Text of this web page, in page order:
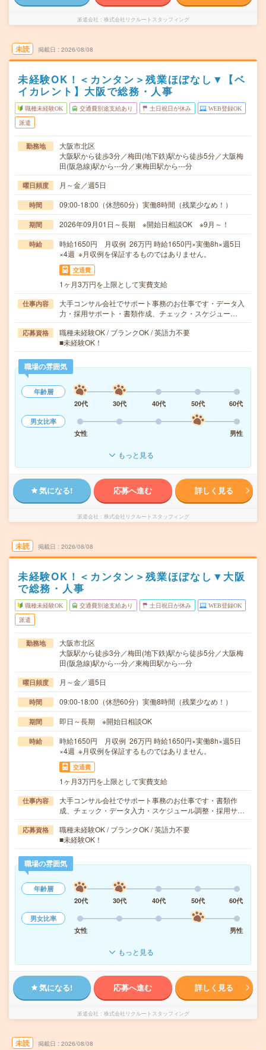
派遣会社 株式会社リクルートスタッフィング
未読 掲載日 2026/08/08
未経験OK！＜カンタン＞残業ほぼなし▼【ベ
イカレント】大阪で総務・人事
職種未経験OK 交通費別途支給あり 土日祝日が休み WEB登録OK
派遣
勤務地
大阪市北区
大阪駅から徒歩3分／梅田(地下鉄)駅から徒歩5分／大阪梅
田(阪急線)駅から---分／東梅田駅から---分
曜日頻度 月～金／週5日
時間 09:00-18:00（休憩60分）実働8時間（残業少なめ！）
期間 2026年09月01日～長期 ※開始日相談OK ※9月～！
時給
時給1650円 月収例 26万円 時給1650円×実働8h×週5日
×4週 ※月収例を保証するものではありません。
交通費
1ヶ月3万円を上限として実費支給
仕事内容
大手コンサル会社でサポート事務のお仕事です・データ入
力・採用サポート・書類作成、チェック・スケジュー…
応募資格
職種未経験OK / ブランクOK / 英語力不要
■未経験OK！
職場の雰囲気
年齢層
20代
30代 40代 50代
60代
男女比率
女性
男性
もっと見る
気になる! 応募へ進む 詳しく見る
派遣会社 株式会社リクルートスタッフィング
未読 掲載日 2026/08/08
未経験OK！＜カンタン＞残業ほぼなし▼大阪
で総務・人事
職種未経験OK 交通費別途支給あり 土日祝日が休み WEB登録OK
派遣
勤務地
大阪市北区
大阪駅から徒歩3分／梅田(地下鉄)駅から徒歩5分／大阪梅
田(阪急線)駅から---分／東梅田駅から---分
曜日頻度 月～金／週5日
時間 09:00-18:00（休憩60分）実働8時間（残業少なめ！）
期間 即日～長期 ※開始日相談OK
時給
時給1650円 月収例 26万円 時給1650円×実働8h×週5日
×4週 ※月収例を保証するものではありません。
交通費
1ヶ月3万円を上限として実費支給
仕事内容
大手コンサル会社でサポート事務のお仕事です・書類作
成、チェック・データ入力・スケジュール調整・採用サ…
応募資格
職種未経験OK / ブランクOK / 英語力不要
■未経験OK！
職場の雰囲気
年齢層
20代
30代 40代 50代
60代
男女比率
女性
男性
もっと見る
気になる! 応募へ進む 詳しく見る
派遣会社 株式会社リクルートスタッフィング
未読 掲載日 2026/08/08